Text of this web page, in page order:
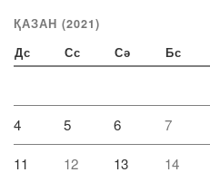
ҚАЗАН (2021)
Дс Сс Сә Бс
4 5 6 7
11 12 13 14